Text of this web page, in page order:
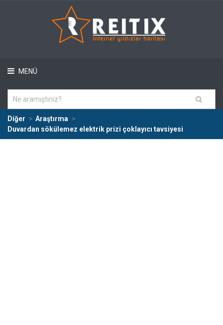
MENÜ
Diğer
Araştırma
Duvardan sökülemez elektrik prizi çoklayıcı tavsiyesi